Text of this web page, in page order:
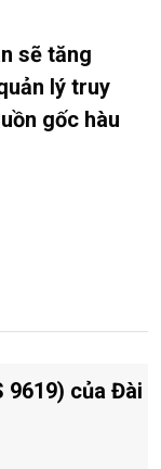
sẽ tăng
lý truy
gốc hàu
9619) của Đài